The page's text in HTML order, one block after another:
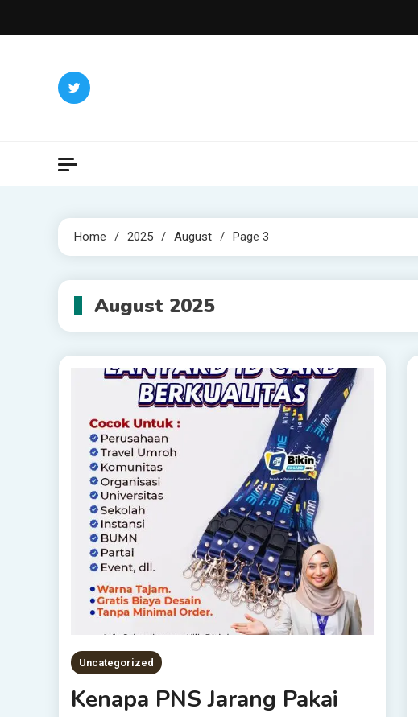
to
Home 2025 August Page 3
August 2025
Uncategorized
Kenapa PNS Jarang Pakai